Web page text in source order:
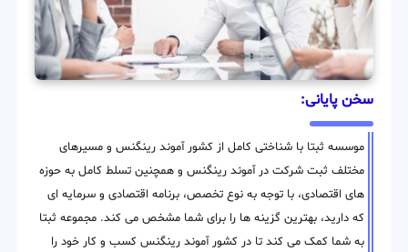
سخن پایانی:
موسسه ثبتا با شناختی کامل از کشور آموند رینگنس و مسیرهای
مختلف ثبت شرکت در آموند رینگنس و همچنین تسلط کامل به حوزه
های اقتصادی، با توجه به نوع تخصص، برنامه اقتصادی و سرمایه ای
که دارید، بهترین گزینه ها را برای شما مشخص می کند. مجموعه ثبتا
به شما کمک می کند تا در کشور آموند رینگنس کسب و کار خود را